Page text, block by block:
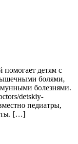
помогает детям с
болями,
болезнями.
detskiy-
педиатры,
[…]